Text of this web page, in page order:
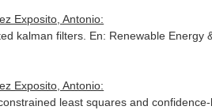
Exposito, Antonio:
kalman filters. En: Renewable Energy
Exposito, Antonio:
least squares and